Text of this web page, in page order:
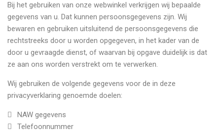
Bij het gebruiken van onze webwinkel verkrijgen wij bepaalde
gegevens van u. Dat kunnen persoonsgegevens zijn. Wij
bewaren en gebruiken uitsluitend de persoonsgegevens die
rechtstreeks door u worden opgegeven, in het kader van de
door u gevraagde dienst, of waarvan bij opgave duidelijk is dat
ze aan ons worden verstrekt om te verwerken.
Wij gebruiken de volgende gegevens voor de in deze
privacyverklaring genoemde doelen:
NAW gegevens
Telefoonnummer